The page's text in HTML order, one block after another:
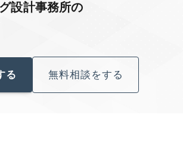
設計事務所の
る 無料相談をする